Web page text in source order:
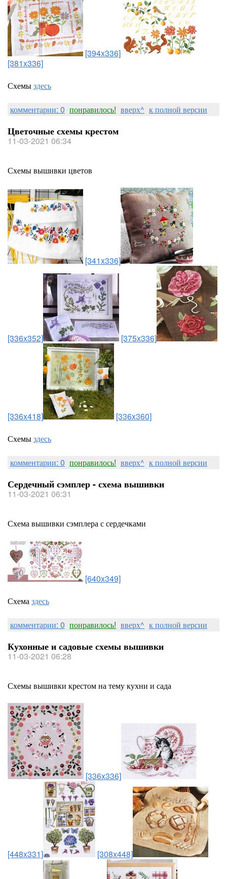
[394x336]
[381x336]
Схемыздесь
комментарии: 0 понравилось! вверх^ к полной версии
Цветочные схемы крестом
11-03-2021 06:34
Схемы вышивки цветов
[341x336]
[336x352] [375x336]
[336x418]
[336x360]
Схемыздесь
комментарии: 0 понравилось! вверх^ к полной версии
Сердечный сэмплер - схема вышивки
11-03-2021 06:31
Схема вышивки сэмплера с сердечками
[640x349]
Схемаздесь
комментарии: 0 понравилось! вверх^ к полной версии
Кухонные и садовые схемы вышивки
11-03-2021 06:28
Схемы вышивки крестом на тему кухни и сада
[336x336]
[448x331] [308x448]